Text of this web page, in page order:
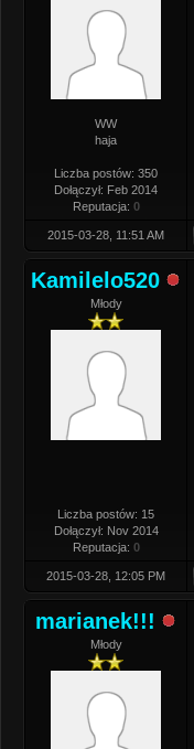
WW
haja
Liczba postów: 350
Dołączył: Feb 2014
Reputacja: 0
2015-03-28, 11:51 AM
Kamilelo520
Młody
Liczba postów: 15
Dołączył: Nov 2014
Reputacja: 0
2015-03-28, 12:05 PM
marianek!!!
Młody